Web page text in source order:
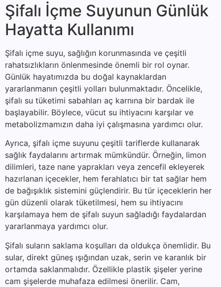
Şifalı İçme Suyunun Günlük
Hayatta Kullanımı
Şifalı içme suyu, sağlığın korunmasında ve çeşitli
rahatsızlıkların önlenmesinde önemli bir rol oynar.
Günlük hayatımızda bu doğal kaynaklardan
yararlanmanın çeşitli yolları bulunmaktadır. Öncelikle,
şifalı su tüketimi sabahları aç karnına bir bardak ile
başlayabilir. Böylece, vücut su ihtiyacını karşılar ve
metabolizmamızın daha iyi çalışmasına yardımcı olur.
Ayrıca, şifalı içme suyunu çeşitli tariflerde kullanarak
sağlık faydalarını artırmak mümkündür. Örneğin, limon
dilimleri, taze nane yaprakları veya zencefil ekleyerek
hazırlanan içecekler, hem ferahlatıcı bir tat sağlar hem
de bağışıklık sistemini güçlendirir. Bu tür içeceklerin her
gün düzenli olarak tüketilmesi, hem su ihtiyacını
karşılamaya hem de şifalı suyun sağladığı faydalardan
yararlanmaya yardımcı olur.
Şifalı suların saklama koşulları da oldukça önemlidir. Bu
sular, direkt güneş ışığından uzak, serin ve karanlık bir
ortamda saklanmalıdır. Özellikle plastik şişeler yerine
cam şişelerde muhafaza edilmesi önerilir. Cam,